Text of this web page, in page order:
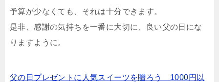
予算が少なくても、それは十分できます。
是非、感謝の気持ちを一番に大切に、良い父の日にな
りますように。
父の日プレゼントに人気スイーツを贈ろう 1000円以